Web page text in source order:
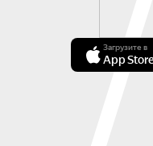
Загрузите в
App